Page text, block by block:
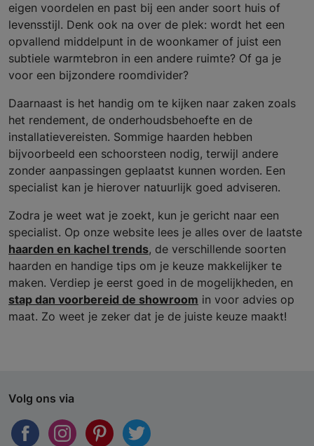
eigen voordelen en past bij een ander soort huis of
levensstijl. Denk ook na over de plek: wordt het een
opvallend middelpunt in de woonkamer of juist een
subtiele warmtebron in een andere ruimte? Of ga je
voor een bijzondere roomdivider?
Daarnaast is het handig om te kijken naar zaken zoals
het rendement, de onderhoudsbehoefte en de
installatievereisten. Sommige haarden hebben
bijvoorbeeld een schoorsteen nodig, terwijl andere
zonder aanpassingen geplaatst kunnen worden. Een
specialist kan je hierover natuurlijk goed adviseren.
Zodra je weet wat je zoekt, kun je gericht naar een
specialist. Op onze website lees je alles over de laatste
haarden en kachel trends, de verschillende soorten
haarden en handige tips om je keuze makkelijker te
maken. Verdiep je eerst goed in de mogelijkheden, en
stap dan voorbereid de showroom in voor advies op
maat. Zo weet je zeker dat je de juiste keuze maakt!
Volg ons via